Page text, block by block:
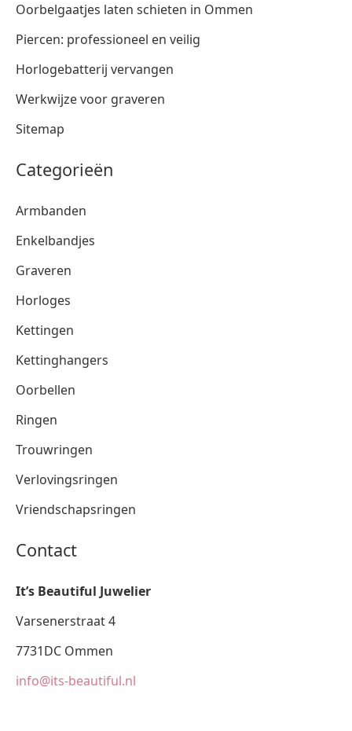
Oorbelgaatjes laten schieten in Ommen
Piercen: professioneel en veilig
Horlogebatterij vervangen
Werkwijze voor graveren
Sitemap
Categorieën
Armbanden
Enkelbandjes
Graveren
Horloges
Kettingen
Kettinghangers
Oorbellen
Ringen
Trouwringen
Verlovingsringen
Vriendschapsringen
Contact
It’s Beautiful Juwelier
Varsenerstraat 4
7731DC Ommen
info@its-beautiful.nl